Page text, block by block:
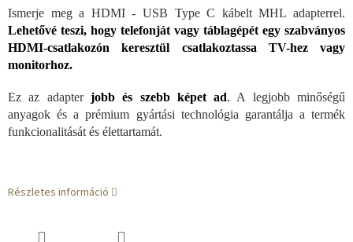
Ismerje meg a HDMI - USB Type C kábelt MHL adapterrel.
Lehetővé teszi, hogy telefonját vagy táblagépét egy szabványos
HDMI-csatlakozón keresztül csatlakoztassa TV-hez vagy
monitorhoz.
Ez az adapter jobb és szebb képet ad. A legjobb minőségű
anyagok és a prémium gyártási technológia garantálja a termék
funkcionalitását és élettartamát.
Részletes információ